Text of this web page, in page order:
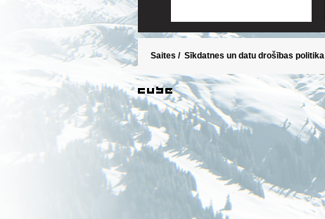
Saites / Sīkdatnes un datu drošības politika